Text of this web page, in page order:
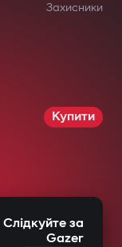
Захисники
Купити
Слідкуйте за
Gazer